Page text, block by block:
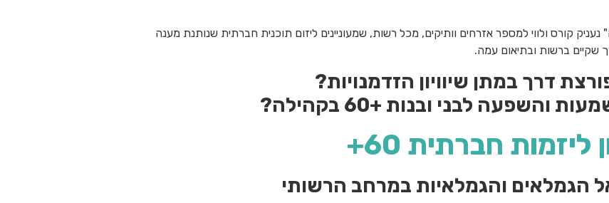
קורס ולווי למספר אזרחים וותיקים, מכל רשות, שמעוניינים ליזום תוכנית חברתית שנותנת מענה
שקיים ברשות ובתיאום עמה.
דרך במתן שיוויון הזדמנויות?
והשפעה לבני ובנות +60 בקהילה?
חברתית 60+
הגמלאים והגמלאיות במרחב הרשותי